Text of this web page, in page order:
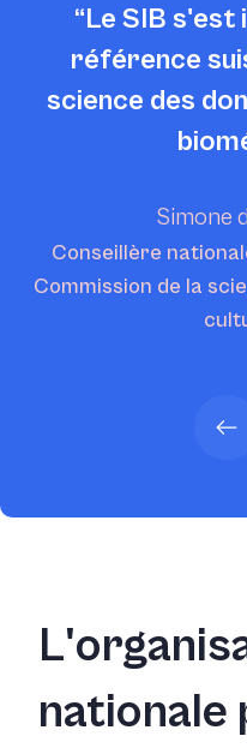
Le SIB s'est
référence
science des
Simone
Conseillère
Commission de la
nationale